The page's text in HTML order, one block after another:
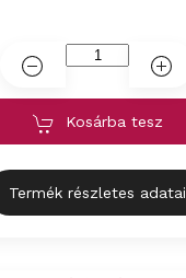
Kosárba tesz
Termék részletes adatai